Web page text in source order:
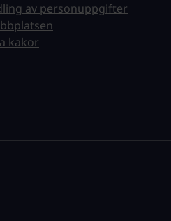
av personuppgifter
kakor